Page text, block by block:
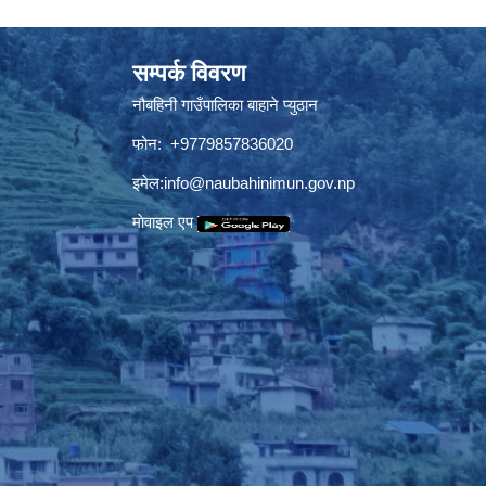
सम्पर्क विवरण
नौबहिनी गाउँपालिका बाहाने प्युठान
फोन: +9779857836020
इमेल:info@naubahinimun.gov.np
माेवाइल एप